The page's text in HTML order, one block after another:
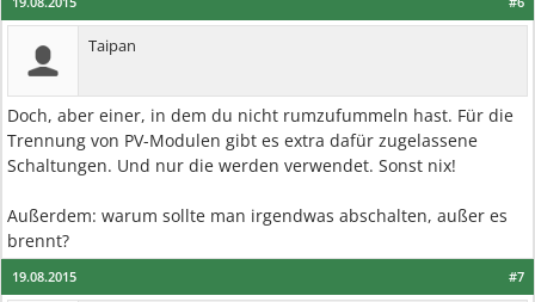
Taipan
Doch, aber einer, in dem du nicht rumzufummeln hast. Für die
Trennung von PV-Modulen gibt es extra dafür zugelassene
Schaltungen. Und nur die werden verwendet. Sonst nix!
Außerdem: warum sollte man irgendwas abschalten, außer es
brennt?
#7
19.08.2015